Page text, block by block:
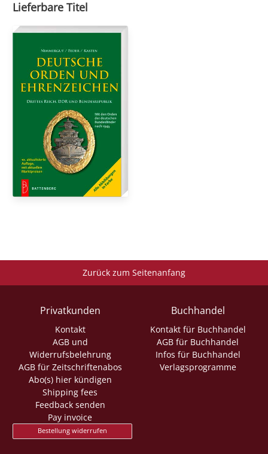
Lieferbare Titel
Zurück zum Seitenanfang
Privatkunden
Kontakt
AGB und
Widerrufsbelehrung
AGB für Zeitschriftenabos
Abo(s) hier kündigen
Shipping fees
Feedback senden
Pay invoice
Bestellung widerrufen
Buchhandel
Kontakt für Buchhandel
AGB für Buchhandel
Infos für Buchhandel
Verlagsprogramme